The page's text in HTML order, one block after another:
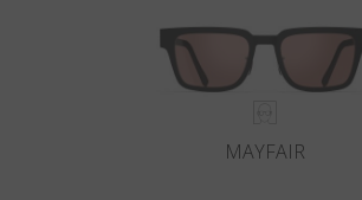
MAYFAIR